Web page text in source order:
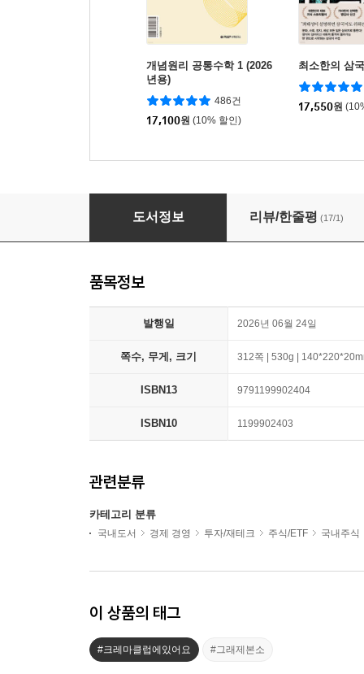
개념원리 공통수학 1 (2026
년용)
486건
17,100원 (10% 할인)
최소한의 삼
17,550원
작고 소중한 내 돈도 불리고 싶어 주식을 시작합
도서정보 리뷰/한줄평 (17/1)
품목정보
발행일 2026년 06월 24일
쪽수, 무게, 크기 312쪽 | 530g |
ISBN13 9791199902404
ISBN10 1199902403
관련분류
카테고리 분류
국내도서 경제 경영 투자/재테크 주식/ETF 국내주식
이 상품의 태그
#크레마클럽에있어요 #그래제본소